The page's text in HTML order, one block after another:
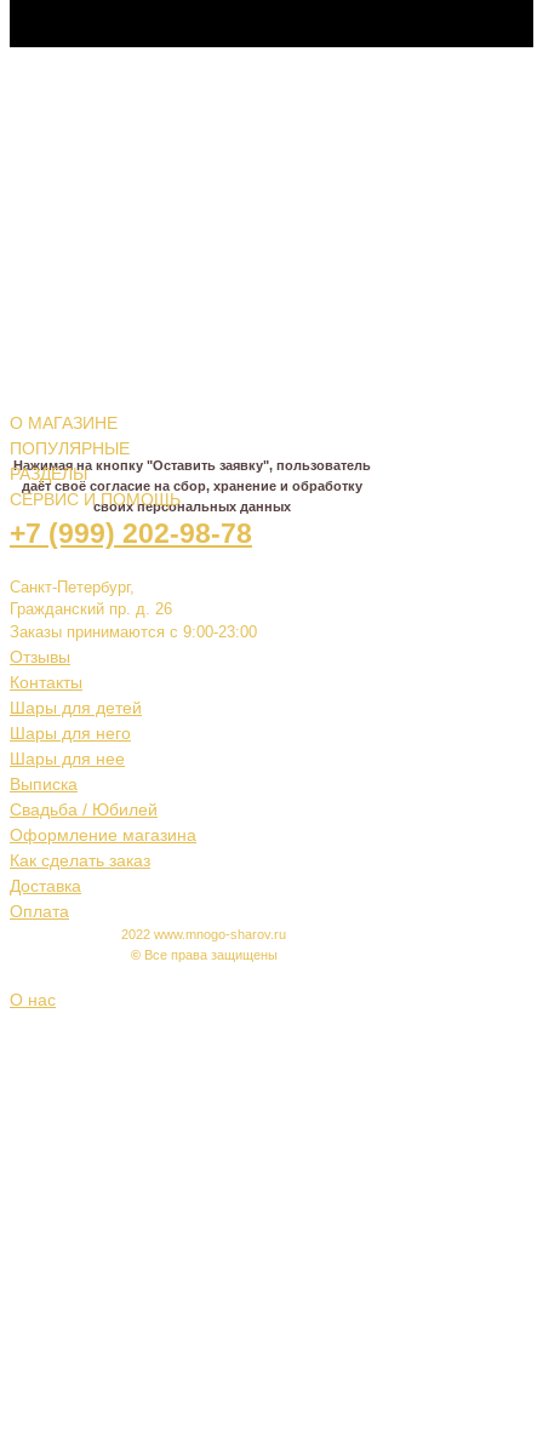
МЫ ПОМОЖЕМ И ПОДСКАЖЕМ!
Нажимая на кнопку "Оставить заявку", пользователь
даёт своё согласие на сбор, хранение и обработку
своих персональных данных
О МАГАЗИНЕ
ПОПУЛЯРНЫЕ
РАЗДЕЛЫ
СЕРВИС И ПОМОЩЬ
+7 (999) 202-98-78
Санкт-Петербург,
Гражданский пр. д. 26
Заказы принимаются с 9:00-23:00
Отзывы
Контакты
Шары для детей
Шары для него
Шары для нее
Выписка
Свадьба / Юбилей
Оформление магазина
Как сделать заказ
Доставка
Оплата
2022 www.mnogo-sharov.ru
© Все права защищены
О нас